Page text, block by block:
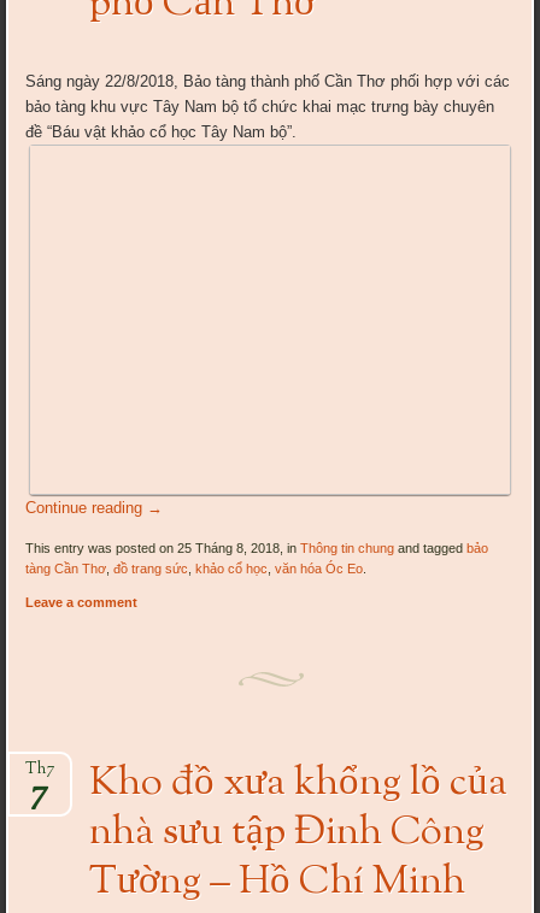
Sáng ngày 22/8/2018, Bảo tàng thành phố Cần Thơ phối hợp với các
bảo tàng khu vực Tây Nam bộ tổ chức khai mạc trưng bày chuyên
đề “Báu vật khảo cổ học Tây Nam bộ”.
Continue reading →
This entry was posted on 25 Tháng 8, 2018, inThông tin chung and taggedbảo
tàng Cần Thơ ,đồ trang sức ,khảo cổ học ,văn hóa Óc Eo
Leave a comment
Kho đồ xưa khổng lồ của
nhà sưu tập Đinh Công
Tường – Hồ Chí Minh
Th7
7